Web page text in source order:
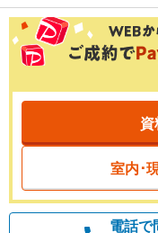
室内･
電話で